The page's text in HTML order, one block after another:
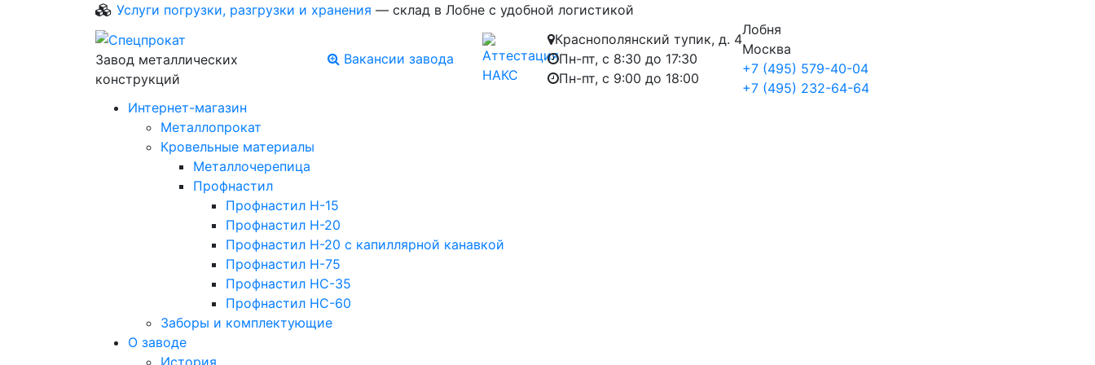
Услуги погрузки, разгрузки и хранения — склад в Лобне с удобной логистикой
Завод металлических
конструкций
Вакансии завода
Краснополянский тупик, д. 4
Пн-пт, с 8:30 до 17:30
Пн-пт, с 9:00 до 18:00
Лобня
Москва
+7 (495) 579-40-04
+7 (495) 232-64-64
Интернет-магазин
Металлопрокат
Кровельные материалы
Металлочерепица
Профнастил
Профнастил Н-15
Профнастил Н-20
Профнастил Н-20 с капиллярной канавкой
Профнастил Н-75
Профнастил НС-35
Профнастил НС-60
Заборы и комплектующие
О заводе
История